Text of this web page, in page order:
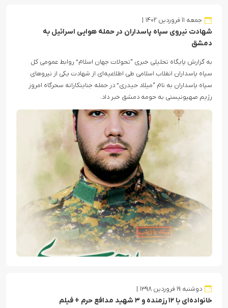
جمعه ۱۱ فروردین ۱۴۰۲
شهادت نیروی سپاه پاسداران در حمله هوایی اسرائیل به
دمشق
به گزارش پایگاه تحلیلی خبری “تحولات جهان اسلام” روابط عمومی کل
سپاه پاسداران انقلاب اسلامی طی اطلاعیه‌ای از شهادت یکی از نیروهای
سپاه پاسداران به نام “میلاد حیدری” در حمله جنایتکارانه سحرگاه امروز
رژیم صهیونیستی به حومه دمشق خبر داد.
دوشنبه ۱۹ فروردین ۱۳۹۸
خانواده‌ای با ۱۲ رزمنده و ۳ شهید مدافع حرم + فیلم